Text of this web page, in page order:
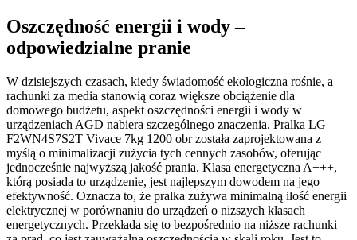
Oszczędność energii i wody –
odpowiedzialne pranie
W dzisiejszych czasach, kiedy świadomość ekologiczna rośnie, a
rachunki za media stanowią coraz większe obciążenie dla
domowego budżetu, aspekt oszczędności energii i wody w
urządzeniach AGD nabiera szczególnego znaczenia. Pralka LG
F2WN4S7S2T Vivace 7kg 1200 obr została zaprojektowana z
myślą o minimalizacji zużycia tych cennych zasobów, oferując
jednocześnie najwyższą jakość prania. Klasa energetyczna A+++,
którą posiada to urządzenie, jest najlepszym dowodem na jego
efektywność. Oznacza to, że pralka zużywa minimalną ilość energii
elektrycznej w porównaniu do urządzeń o niższych klasach
energetycznych. Przekłada się to bezpośrednio na niższe rachunki